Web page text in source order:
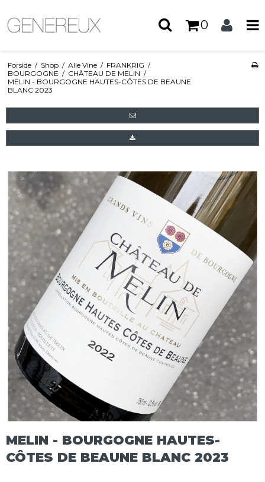
0
Forside / Shop / Alle Vine / FRANKRIG /
BOURGOGNE / CHÂTEAU DE MELIN /
MELIN - BOURGOGNE HAUTES-CÔTES DE BEAUNE
BLANC 2023
MELIN - BOURGOGNE HAUTES-
CÔTES DE BEAUNE BLANC 2023